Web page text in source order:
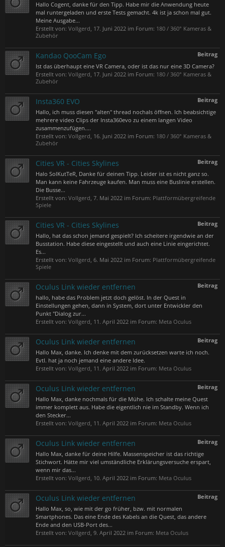
Hallo Cogent, danke für den Tipp. Habe mir die Anwendung heute
mal runtergeladen und erste Tests gemacht. 4k ist ja schon mal gut.
Meine Ausgabe...
Erstellt von: Vollgerd, 17. Juni 2022 im Forum: 180 / 360° Kameras &
Zubehör
Beitrag
Kandao QooCam Ego
Ist das überhaupt eine VR Camera, oder ist das nur eine 3D Camera?
Erstellt von: Vollgerd, 17. Juni 2022 im Forum: 180 / 360° Kameras &
Zubehör
Beitrag
Insta360 EVO
Hallo, ich muss diesen "alten" thread nochals öffnen. Ich beabsichtige
mehrere video Clips der Insta360evo zu einem langen Video
zusammenzufügen....
Erstellt von: Vollgerd, 16. Juni 2022 im Forum: 180 / 360° Kameras &
Zubehör
Beitrag
Cities VR - Cities Skylines
Halo SolKutTeR, Danke für deinen Tipp. Leider ist es nicht ganz so.
Man kann keine Fahrzeuge kaufen. Man muss eine Buslinie erstellen.
Die Busse...
Erstellt von: Vollgerd, 7. Mai 2022 im Forum: Plattformübergreifende
Spiele
Beitrag
Cities VR - Cities Skylines
Hallo, hat das schon jemand gespielt? Ich scheitere irgendwie an der
Busstation. Habe diese eingestellt und auch eine Linie eingerichtet.
Es...
Erstellt von: Vollgerd, 6. Mai 2022 im Forum: Plattformübergreifende
Spiele
Beitrag
Oculus Link wieder entfernen
hallo, habe das Problem jetzt doch gelöst. In der Quest in
Einstellungen gehen, dann in System, dort unter Entwickler den
Punkt "Dialog zur...
Erstellt von: Vollgerd, 11. April 2022 im Forum: Meta Oculus
Beitrag
Oculus Link wieder entfernen
Hallo Max, danke. Ich denke mit dem zurücksetzen warte ich noch.
Evtl. hat ja noch jemand eine andere Idee.
Erstellt von: Vollgerd, 11. April 2022 im Forum: Meta Oculus
Beitrag
Oculus Link wieder entfernen
Hallo Max, danke nochmals für die Mühe. Ich schalte meine Quest
immer komplett aus. Habe die eigentlich nie im Standby. Wenn ich
den Stecker...
Erstellt von: Vollgerd, 11. April 2022 im Forum: Meta Oculus
Beitrag
Oculus Link wieder entfernen
Hallo Max, danke für deine Hilfe. Massenspeicher ist das richtige
Stichwort. Hätte mir viel umständliche Erklärungsversuche erspart,
wenn mir das...
Erstellt von: Vollgerd, 10. April 2022 im Forum: Meta Oculus
Beitrag
Oculus Link wieder entfernen
Hallo Max, so, wie mit der go früher, bzw. mit normalen
Smartphones. Das eine Ende des Kabels an die Quest, das andere
Ende and den USB-Port des...
Erstellt von: Vollgerd, 9. April 2022 im Forum: Meta Oculus